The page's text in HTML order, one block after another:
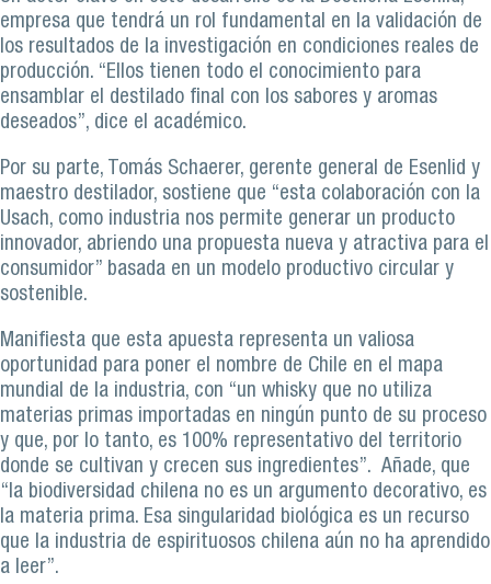
empresa que tendrá un rol fundamental en la validación de
los resultados de la investigación en condiciones reales de
producción. “Ellos tienen todo el conocimiento para
ensamblar el destilado final con los sabores y aromas
deseados”, dice el académico.
Por su parte, Tomás Schaerer, gerente general de Esenlid y
maestro destilador, sostiene que “esta colaboración con la
Usach, como industria nos permite generar un producto
innovador, abriendo una propuesta nueva y atractiva para el
consumidor” basada en un modelo productivo circular y
sostenible.
Manifiesta que esta apuesta representa un valiosa
oportunidad para poner el nombre de Chile en el mapa
mundial de la industria, con “un whisky que no utiliza
materias primas importadas en ningún punto de su proceso
y que, por lo tanto, es 100% representativo del territorio
donde se cultivan y crecen sus ingredientes”. Añade, que
“la biodiversidad chilena no es un argumento decorativo, es
la materia prima. Esa singularidad biológica es un recurso
que la industria de espirituosos chilena aún no ha aprendido
a leer”.